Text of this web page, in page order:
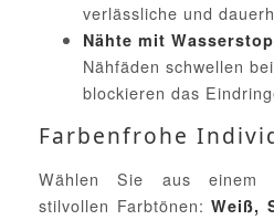
verlässliche und
Nähte mit
Nähfäden schwellen
blockieren das
Farbenfrohe
Wählen Sie aus einem
stilvollen Farbtönen: Weiß,